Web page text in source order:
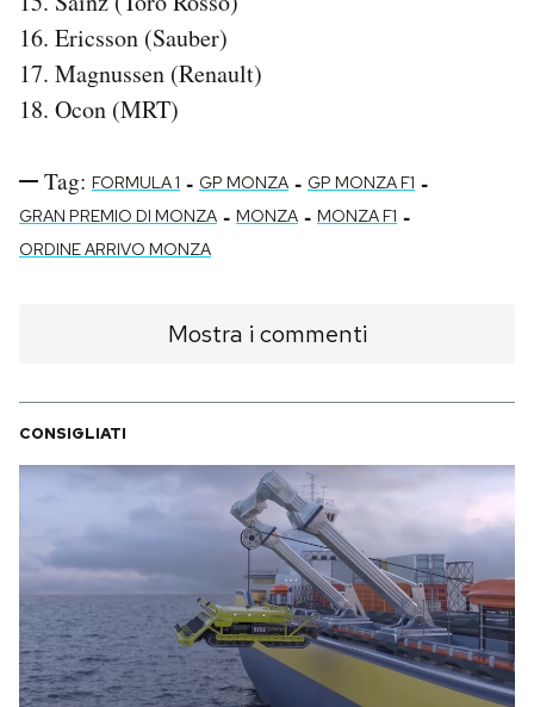
16. Ericsson (Sauber)
17. Magnussen (Renault)
18. Ocon (MRT)
Tag: FORMULA 1 - GP MONZA - GP MONZA F1 -
GRAN PREMIO DI MONZA - MONZA - MONZA F1 -
ORDINE ARRIVO MONZA
Mostra i commenti
CONSIGLIATI